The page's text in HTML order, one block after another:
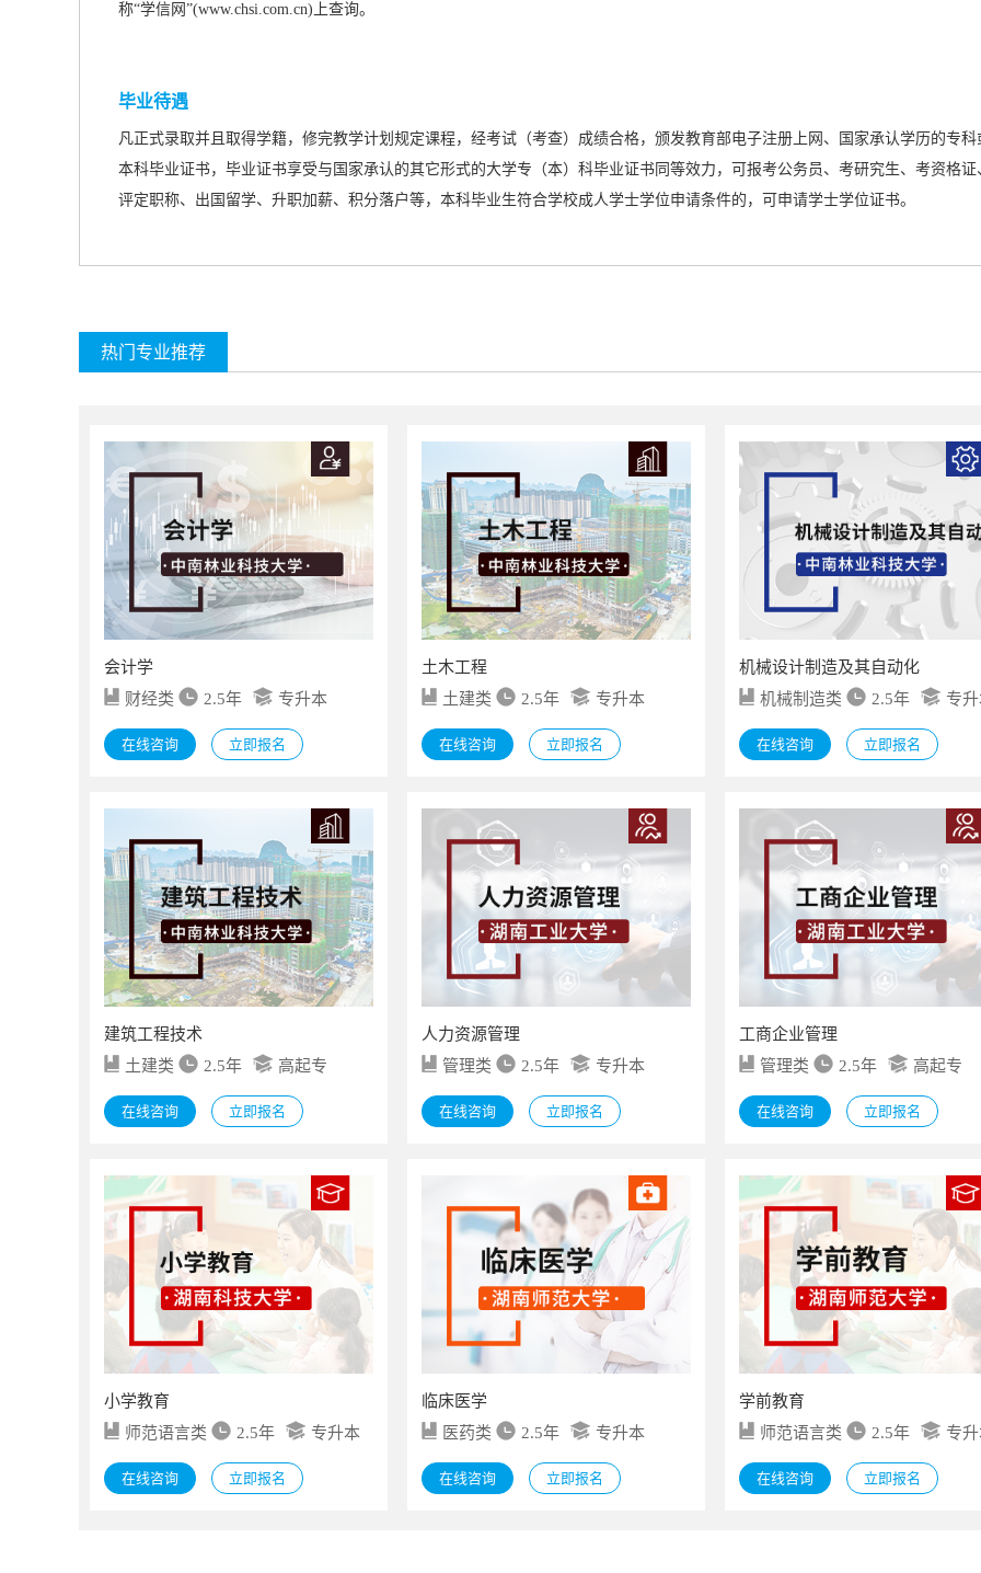
称“学信网”(www.chsi.com.cn)上查询。
毕业待遇
凡正式录取并且取得学籍，修完教学计划规定课程，经考试（考查）成绩合格，颁发教育部电子注册上网、国家承认学历的专科
本科毕业证书，毕业证书享受与国家承认的其它形式的大学专（本）科毕业证书同等效力，可报考公务员、考研究生、考资格证
评定职称、出国留学、升职加薪、积分落户等，本科毕业生符合学校成人学士学位申请条件的，可申请学士学位证书。
热门专业推荐
会计学
财经类
2.5年 专升本
在线咨询 立即报名
土木工程
土建类
2.5年 专升本
在线咨询 立即报名
机械设计制造及其自动化
机械制造类
2.5年 专
在线咨询 立即报名
建筑工程技术
土建类
2.5年 高起专
在线咨询 立即报名
人力资源管理
管理类
2.5年 专升本
在线咨询 立即报名
工商企业管理
管理类
2.5年 高起专
在线咨询 立即报名
小学教育
师范语言类
2.5年 专升本
在线咨询 立即报名
临床医学
医药类
2.5年 专升本
在线咨询 立即报名
学前教育
师范语言类
2.5年 专
在线咨询 立即报名